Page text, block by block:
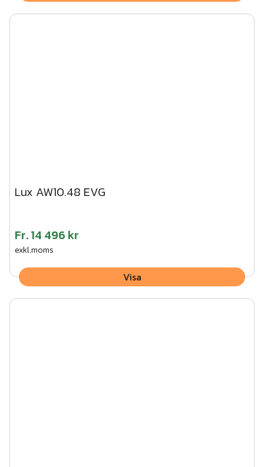
Lux AW10.48 EVG
Fr.14 496 kr
exkl.moms
Visa